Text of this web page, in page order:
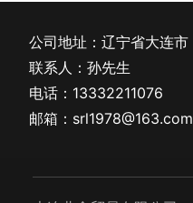
公司地址：辽宁省大连市
联系人：孙先生
电话： 13332211076
邮箱： srl1978@163.com